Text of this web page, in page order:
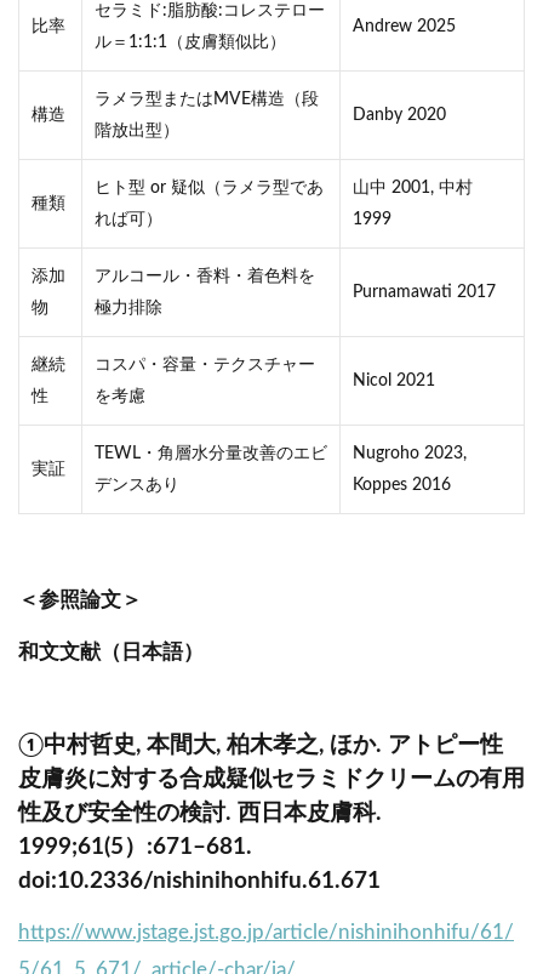
比率
セラミド:脂肪酸:コレステロー
ル＝1:1:1（皮膚類似比）
Andrew 2025
構造
ラメラ型またはMVE構造（段
階放出型）
Danby 2020
種類
ヒト型 or 疑似（ラメラ型であ
れば可）
山中 2001, 中村
1999
添加
物
アルコール・香料・着色料を
極力排除
Purnamawati 2017
継続
性
コスパ・容量・テクスチャー
を考慮
Nicol 2021
実証
TEWL・角層水分量改善のエビ
デンスあり
Nugroho 2023,
Koppes 2016
＜参照論文＞
和文文献（日本語）
①中村哲史, 本間大, 柏木孝之, ほか. アトピー性
皮膚炎に対する合成疑似セラミドクリームの有用
性及び安全性の検討. 西日本皮膚科.
1999;61(5）:671–681.
doi:10.2336/nishinihonhifu.61.671
https://www.jstage.jst.go.jp/article/nishinihonhifu/61/